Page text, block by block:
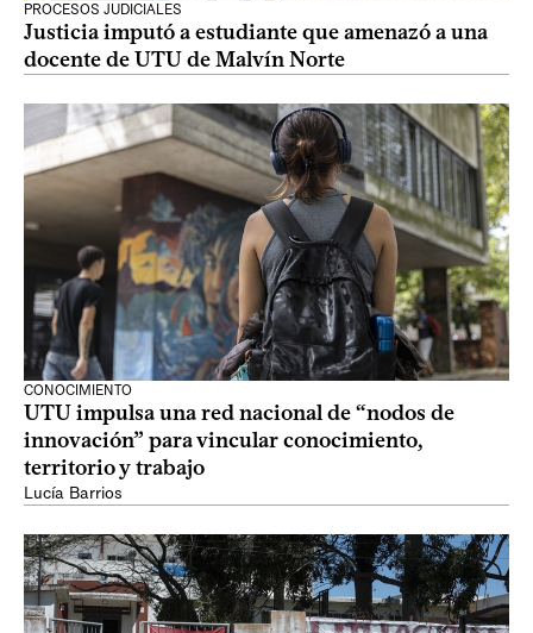
PROCESOS JUDICIALES
Justicia imputó a estudiante que amenazó a una
docente de UTU de Malvín Norte
CONOCIMIENTO
UTU impulsa una red nacional de “nodos de
innovación” para vincular conocimiento,
territorio y trabajo
Lucía Barrios